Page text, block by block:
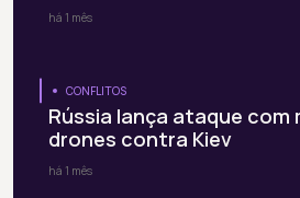
há 1 mês
CONFLITOS
Rússia lança ataque com
drones contra Kiev
há 1 mês